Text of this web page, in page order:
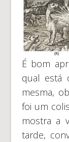
É bom
qual está
mesma,
foi um
mostra a
tarde,